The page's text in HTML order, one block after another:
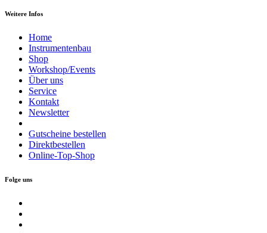
Weitere Infos
Home
Instrumentenbau
Shop
Workshop/Events
Über uns
Service
Kontakt
Newsletter
Gutscheine bestellen
Direktbestellen
Online-Top-Shop
Folge uns